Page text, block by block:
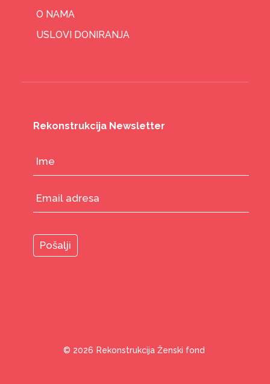
O NAMA
USLOVI DONIRANJA
Rekonstrukcija Newsletter
© 2026 Rekonstrukcija Ženski fond